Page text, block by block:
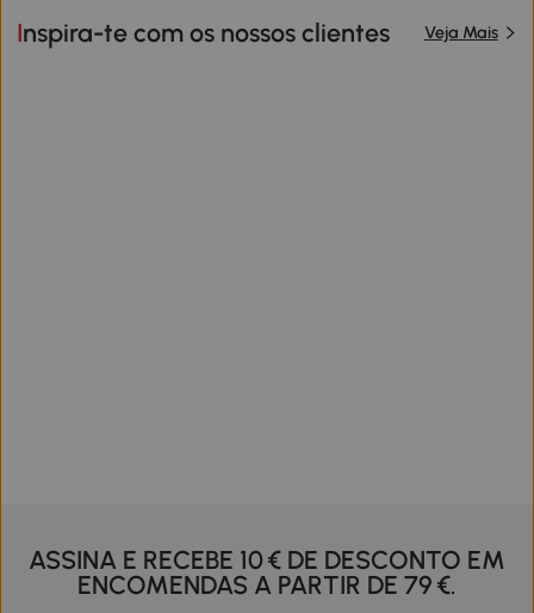
Inspira-te com os nossos clientes Veja Mais
ASSINA E RECEBE 10 € DE DESCONTO EM
ENCOMENDAS A PARTIR DE 79 €.